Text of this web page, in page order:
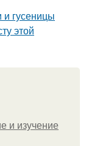
и гусеницы
этой
и изучение